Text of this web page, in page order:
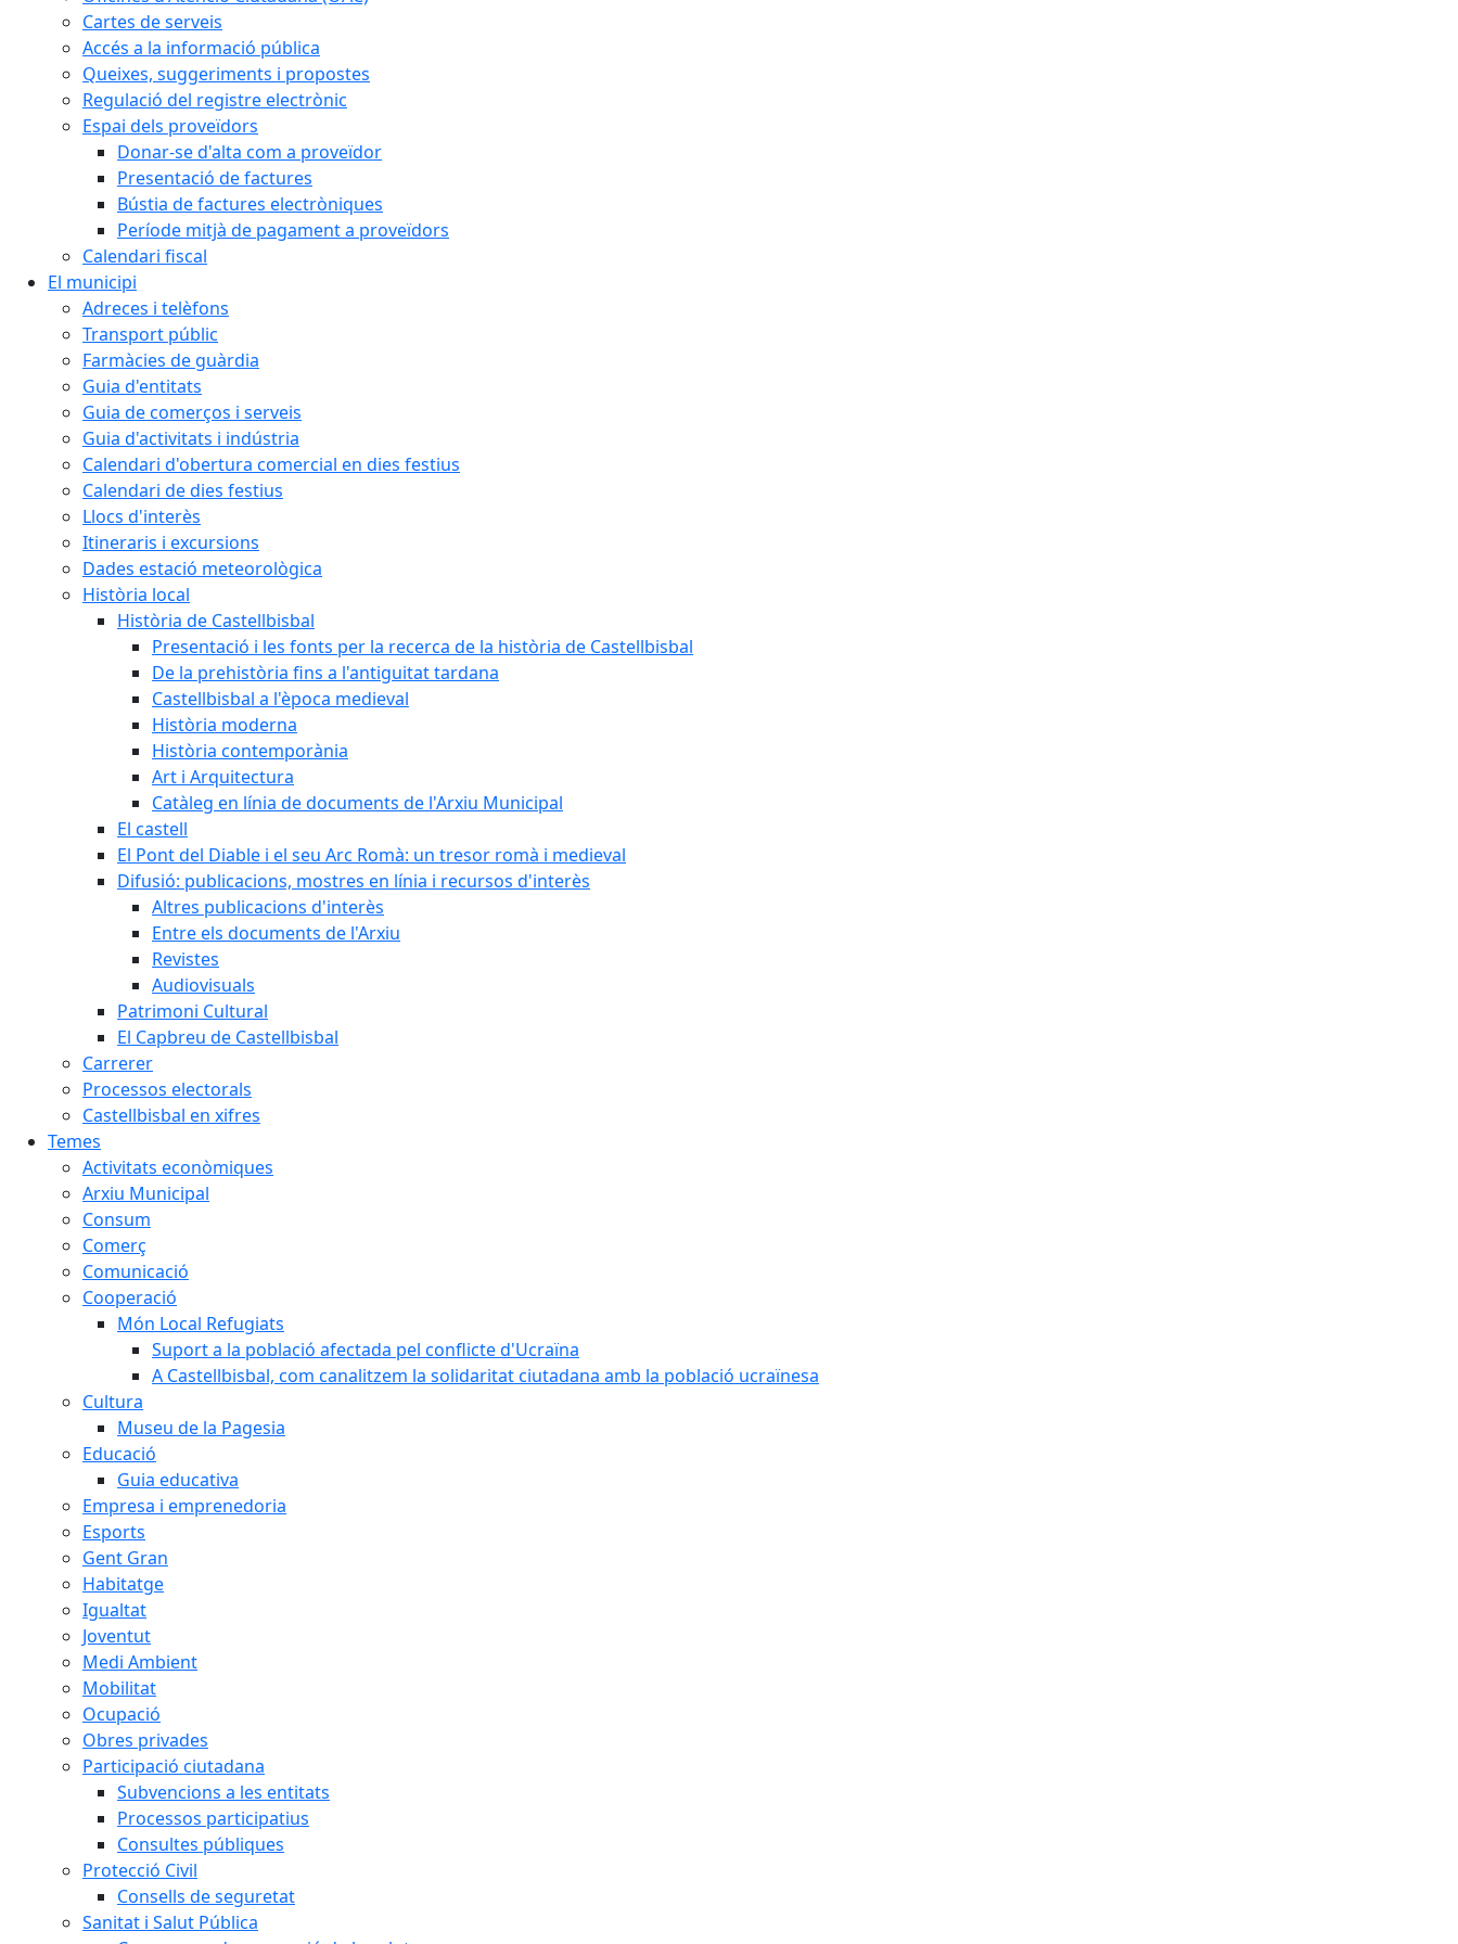
Cartes de serveis
Accés a la informació pública
Queixes, suggeriments i propostes
Regulació del registre electrònic
Espai dels proveïdors
Donar-se d'alta com a proveïdor
Presentació de factures
Bústia de factures electròniques
Període mitjà de pagament a proveïdors
Calendari fiscal
El municipi
Adreces i telèfons
Transport públic
Farmàcies de guàrdia
Guia d'entitats
Guia de comerços i serveis
Guia d'activitats i indústria
Calendari d'obertura comercial en dies festius
Calendari de dies festius
Llocs d'interès
Itineraris i excursions
Dades estació meteorològica
Història local
Història de Castellbisbal
Presentació i les fonts per la recerca de la història de Castellbisbal
De la prehistòria fins a l'antiguitat tardana
Castellbisbal a l'època medieval
Història moderna
Història contemporània
Art i Arquitectura
Catàleg en línia de documents de l'Arxiu Municipal
El castell
El Pont del Diable i el seu Arc Romà: un tresor romà i medieval
Difusió: publicacions, mostres en línia i recursos d'interès
Altres publicacions d'interès
Entre els documents de l'Arxiu
Revistes
Audiovisuals
Patrimoni Cultural
El Capbreu de Castellbisbal
Carrerer
Processos electorals
Castellbisbal en xifres
Temes
Activitats econòmiques
Arxiu Municipal
Consum
Comerç
Comunicació
Cooperació
Món Local Refugiats
Suport a la població afectada pel conflicte d'Ucraïna
A Castellbisbal, com canalitzem la solidaritat ciutadana amb la població ucraïnesa
Cultura
Museu de la Pagesia
Educació
Guia educativa
Empresa i emprenedoria
Esports
Gent Gran
Habitatge
Igualtat
Joventut
Medi Ambient
Mobilitat
Ocupació
Obres privades
Participació ciutadana
Subvencions a les entitats
Processos participatius
Consultes públiques
Protecció Civil
Consells de seguretat
Sanitat i Salut Pública